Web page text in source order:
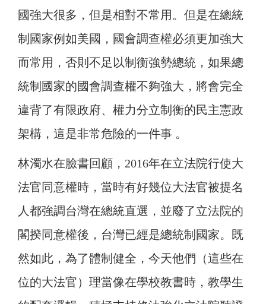
國強大很多，但是相對不常用。但是在總統
制國家例如美國，國會調查權必須更加強大
而常用，否則不足以制衡強勢總統，如果總
統制國家的國會調查權不夠強大，將會完全
違背了有限政府、權力分立制衡的民主憲政
架構，這是非常危險的一件事 。
林濁水在臉書回顧，2016年在立法院行使大
法官同意權時，當時有好幾位大法官被提名
人都強調台灣在總統直選，並廢了立法院的
閣揆同意權後，台灣已經是總統制國家。既
然如此，為了體制健全，今天他們（這些在
位的大法官）理當像在學校教書時，教學生